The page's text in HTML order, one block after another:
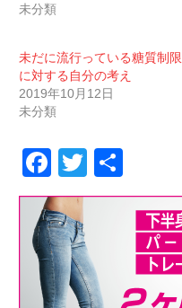
未分類
未だに流行っている糖質制限
に対する自分の考え
2019年10月12日
未分類
Facebook
Twitter
有